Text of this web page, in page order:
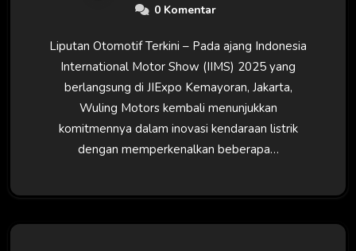
0 Komentar
Liputan Otomotif Terkini – Pada ajang Indonesia
International Motor Show (IIMS) 2025 yang
berlangsung di JIExpo Kemayoran, Jakarta,
Wuling Motors kembali menunjukkan
komitmennya dalam inovasi kendaraan listrik
dengan memperkenalkan beberapa…